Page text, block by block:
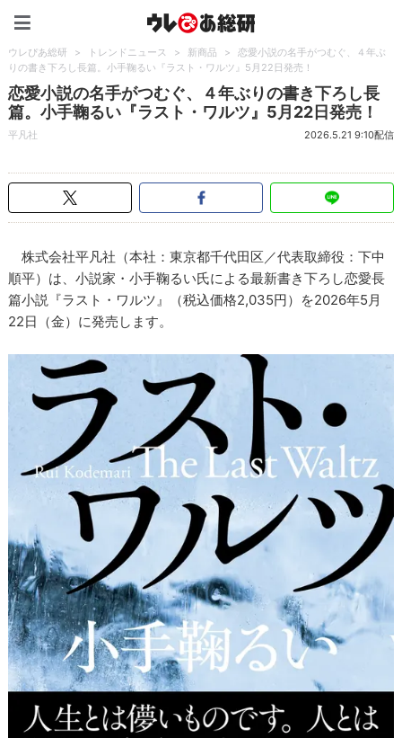
ウレぴあ総研 > トレンドニュース > 新商品 >
恋愛小説の名手がつむぐ、４年ぶ
りの書き下ろし長篇。小手鞠るい『ラスト・ワルツ』5月22日発売！
恋愛小説の名手がつむぐ、４年ぶりの書き下ろし長
篇。小手鞠るい『ラスト・ワルツ』5月22日発売！
平凡社 2026.5.21 9:10配信
株式会社平凡社（本社：東京都千代田区／代表取締役：下中
順平）は、小説家・小手鞠るい氏による最新書き下ろし恋愛長
篇小説『ラスト・ワルツ』（税込価格2,035円）を2026年5月
22日（金）に発売します。